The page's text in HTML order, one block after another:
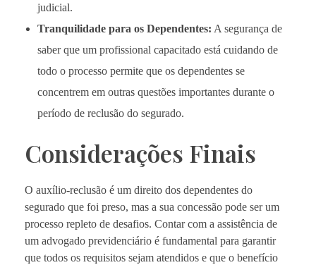
judicial.
Tranquilidade para os Dependentes: A segurança de
saber que um profissional capacitado está cuidando de
todo o processo permite que os dependentes se
concentrem em outras questões importantes durante o
período de reclusão do segurado.
Considerações Finais
O auxílio-reclusão é um direito dos dependentes do
segurado que foi preso, mas a sua concessão pode ser um
processo repleto de desafios. Contar com a assistência de
um advogado previdenciário é fundamental para garantir
que todos os requisitos sejam atendidos e que o benefício